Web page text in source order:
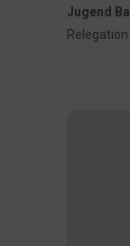
Jugend